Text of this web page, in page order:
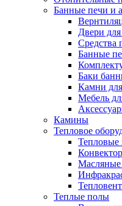
Банные печи и
Двери
Средства
Банные
Баки
Камни
Мебель
Камины
Тепловое
Тепловые
Масляные
Теплые полы